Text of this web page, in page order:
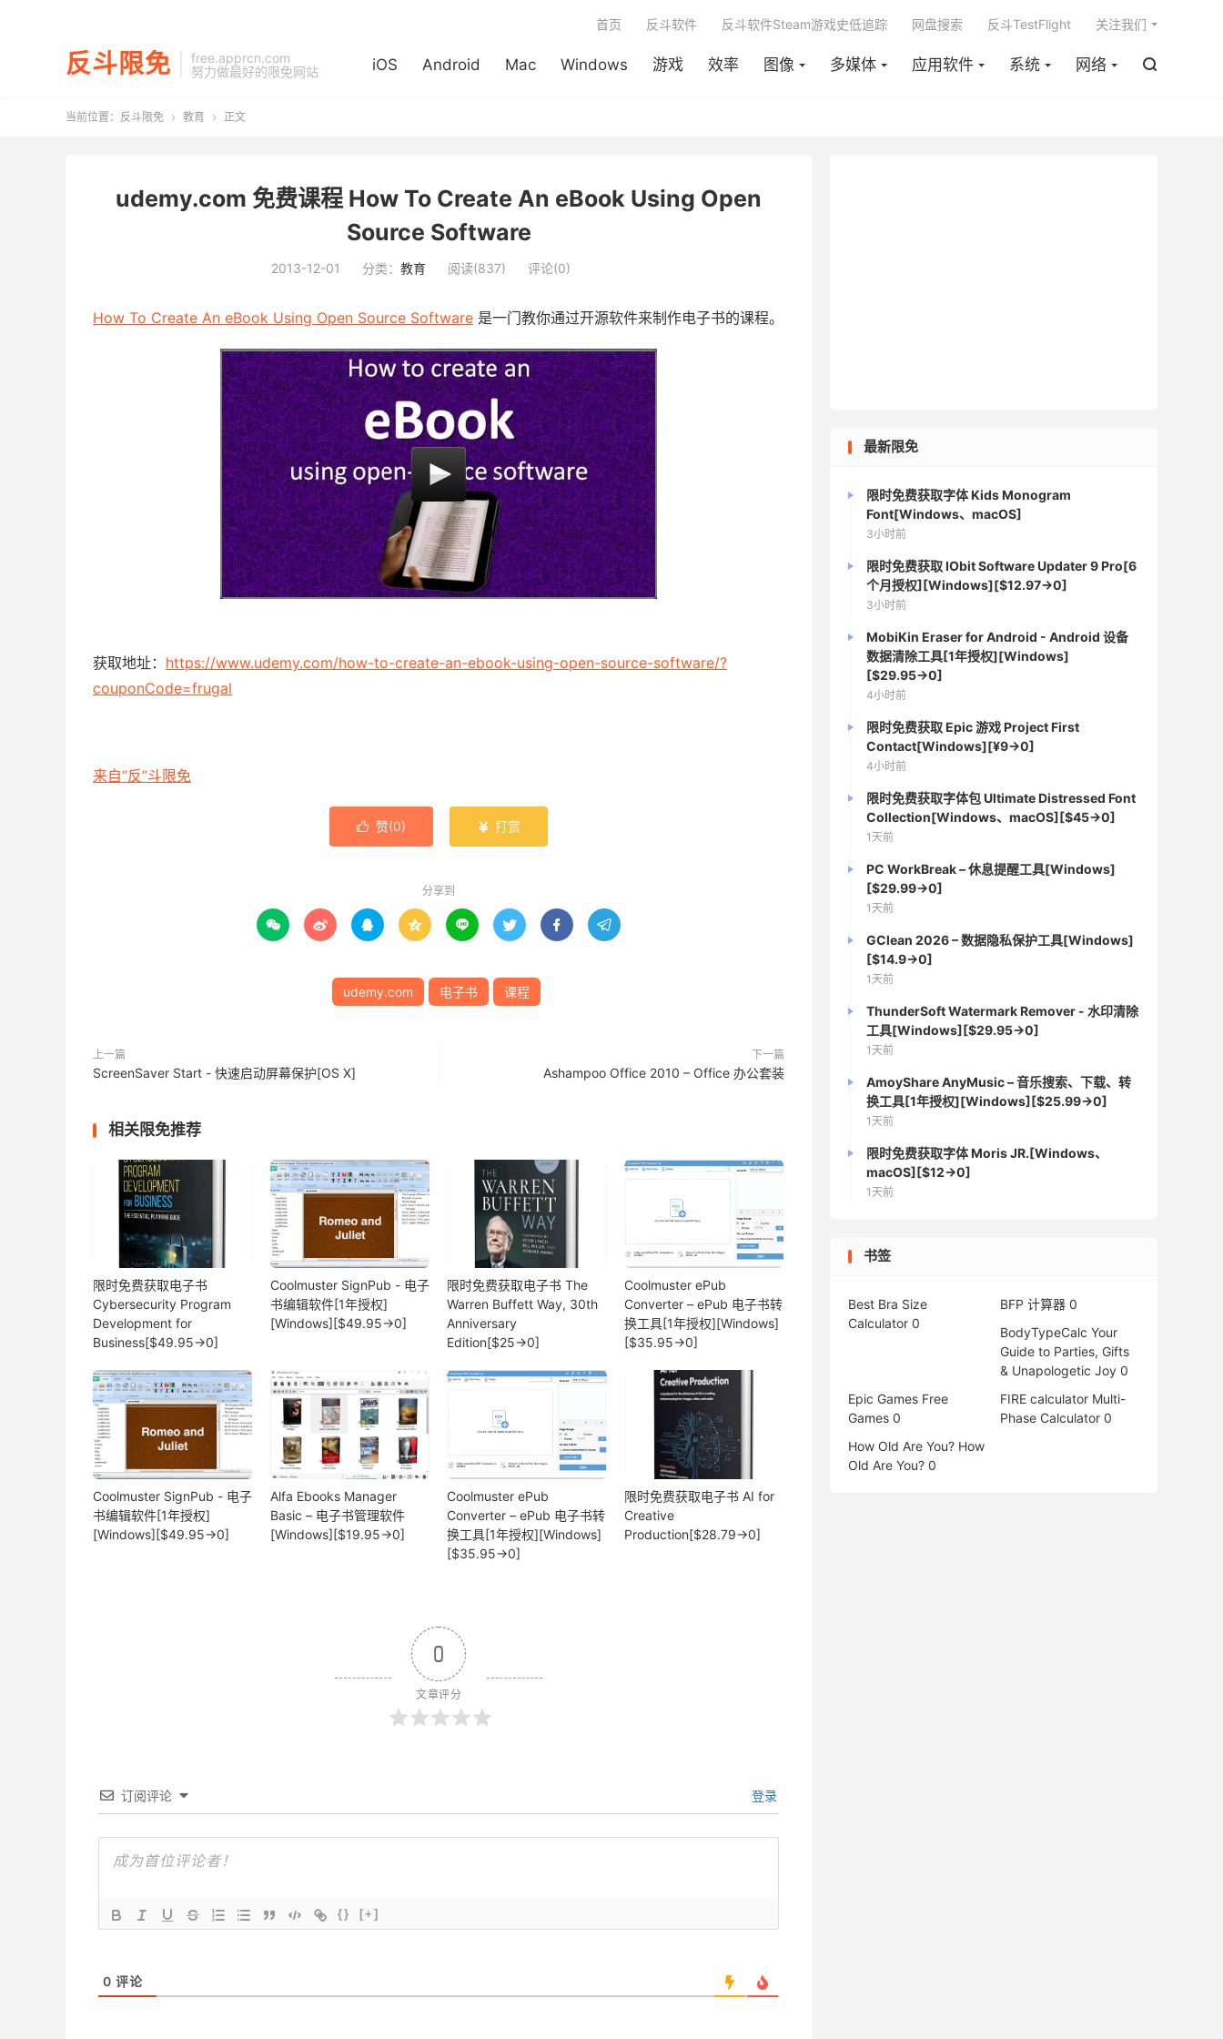
反斗限免
free.apprcn.com
努力做最好的限免网站
iOS Android Mac Windows 游戏 效率 图像 多媒体 应用软件 系统 网络 
首页 反斗软件 反斗软件Steam游戏史低追踪 网盘搜索 反斗TestFlight 关注我们
当前位置： 反斗限免  教育  正文
udemy.com 免费课程 How To Create An eBook Using Open
Source Software
2013-12-01 分类： 教育 阅读(837) 评论(0)
How To Create An eBook Using Open Source Software 是一门教你通过开源软件来制作电子书的课程。
获取地址： https://www.udemy.com/how-to-create-an-ebook-using-open-source-software/?
couponCode=frugal
来自“反”斗限免
 赞(0)  打赏
分享到
       
udemy.com 电子书 课程
上一篇
ScreenSaver Start - 快速启动屏幕保护[OS X]
下一篇
Ashampoo Office 2010 – Office 办公套装
相关限免推荐
限时免费获取电子书
Cybersecurity Program
Development for
Business[$49.95→0]
Coolmuster SignPub - 电子
书编辑软件[1年授权]
[Windows][$49.95→0]
限时免费获取电子书 The
Warren Buffett Way, 30th
Anniversary
Edition[$25→0]
Coolmuster ePub
Converter – ePub 电子书转
换工具[1年授权][Windows]
[$35.95→0]
Coolmuster SignPub - 电子
书编辑软件[1年授权]
[Windows][$49.95→0]
Alfa Ebooks Manager
Basic – 电子书管理软件
[Windows][$19.95→0]
Coolmuster ePub
Converter – ePub 电子书转
换工具[1年授权][Windows]
[$35.95→0]
限时免费获取电子书 AI for
Creative
Production[$28.79→0]
0
文章评分
订阅评论 登录
{} [+]
0 评论
最新限免
限时免费获取字体 Kids Monogram
Font[Windows、macOS]
3小时前
限时免费获取 IObit Software Updater 9 Pro[6
个月授权][Windows][$12.97→0]
3小时前
MobiKin Eraser for Android - Android 设备
数据清除工具[1年授权][Windows]
[$29.95→0]
4小时前
限时免费获取 Epic 游戏 Project First
Contact[Windows][¥9→0]
4小时前
限时免费获取字体包 Ultimate Distressed Font
Collection[Windows、macOS][$45→0]
1天前
PC WorkBreak – 休息提醒工具[Windows]
[$29.99→0]
1天前
GClean 2026 – 数据隐私保护工具[Windows]
[$14.9→0]
1天前
ThunderSoft Watermark Remover - 水印清除
工具[Windows][$29.95→0]
1天前
AmoyShare AnyMusic – 音乐搜索、下载、转
换工具[1年授权][Windows][$25.99→0]
1天前
限时免费获取字体 Moris JR.[Windows、
macOS][$12→0]
1天前
书签
Best Bra Size
Calculator 0
BFP 计算器 0
BodyTypeCalc Your
Guide to Parties, Gifts
& Unapologetic Joy 0
Epic Games Free
Games 0
FIRE calculator Multi-
Phase Calculator 0
How Old Are You? How
Old Are You? 0